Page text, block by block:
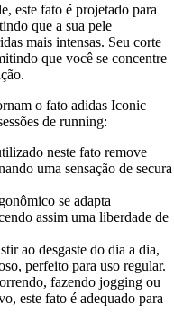
este fato é projetado para
que a sua pele
mais intensas. Seu corte
que você se concentre
o fato adidas Iconic
de running:
neste fato remove
uma sensação de secura
se adapta
assim uma liberdade de
ao desgaste do dia a dia,
perfeito para uso regular.
fazendo jogging ou
este fato é adequado para